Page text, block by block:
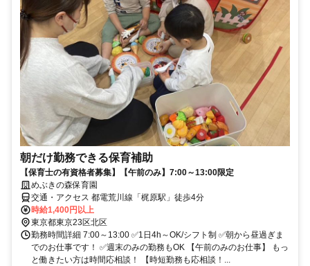
朝だけ勤務できる保育補助
【保育士の有資格者募集】【午前のみ】7:00～13:00限定
めぶきの森保育園
交通・アクセス 都電荒川線「梶原駅」徒歩4分
時給1,400円以上
東京都東京23区北区
勤務時間詳細 7:00～13:00 ✅1日4h～OK/シフト制 ✅朝から昼過ぎま
でのお仕事です！ ✅週末のみの勤務もOK 【午前のみのお仕事】 もっ
と働きたい方は時間応相談！ 【時短勤務も応相談！...